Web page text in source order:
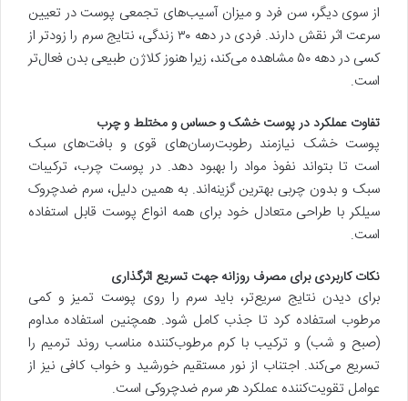
از سوی دیگر، سن فرد و میزان آسیب‌های تجمعی پوست در تعیین
سرعت اثر نقش دارند. فردی در دهه ۳۰ زندگی، نتایج سرم را زودتر از
کسی در دهه ۵۰ مشاهده می‌کند، زیرا هنوز کلاژن طبیعی بدن فعال‌تر
است.
تفاوت عملکرد در پوست خشک و حساس و مختلط و چرب
پوست خشک نیازمند رطوبت‌رسان‌های قوی و بافت‌های سبک
است تا بتواند نفوذ مواد را بهبود دهد. در پوست چرب، ترکیبات
سبک و بدون چربی بهترین گزینه‌اند. به همین دلیل، سرم ضدچروک
سیلکر با طراحی متعادل خود برای همه انواع پوست قابل استفاده
است.
نکات کاربردی برای مصرف روزانه جهت تسریع اثرگذاری
برای دیدن نتایج سریع‌تر، باید سرم را روی پوست تمیز و کمی
مرطوب استفاده کرد تا جذب کامل شود. همچنین استفاده مداوم
(صبح و شب) و ترکیب با کرم مرطوب‌کننده مناسب روند ترمیم را
تسریع می‌کند. اجتناب از نور مستقیم خورشید و خواب کافی نیز از
عوامل تقویت‌کننده عملکرد هر سرم ضدچروکی است.